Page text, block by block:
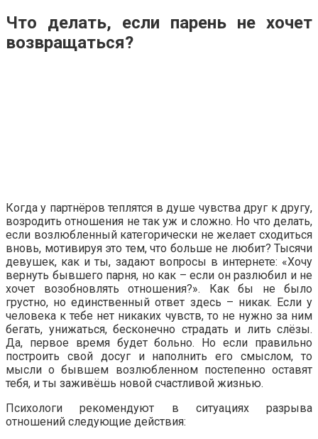
Что делать, если парень не хочет
возвращаться?
Когда у партнёров теплятся в душе чувства друг к другу,
возродить отношения не так уж и сложно. Но что делать,
если возлюбленный категорически не желает сходиться
вновь, мотивируя это тем, что больше не любит? Тысячи
девушек, как и ты, задают вопросы в интернете: «Хочу
вернуть бывшего парня, но как – если он разлюбил и не
хочет возобновлять отношения?». Как бы не было
грустно, но единственный ответ здесь – никак. Если у
человека к тебе нет никаких чувств, то не нужно за ним
бегать, унижаться, бесконечно страдать и лить слёзы.
Да, первое время будет больно. Но если правильно
построить свой досуг и наполнить его смыслом, то
мысли о бывшем возлюбленном постепенно оставят
тебя, и ты заживёшь новой счастливой жизнью.
Психологи рекомендуют в ситуациях разрыва
отношений следующие действия: